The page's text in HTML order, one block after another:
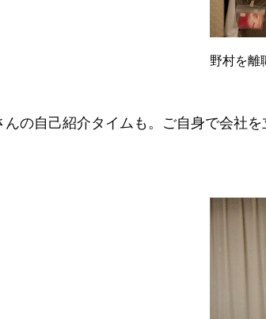
野村を離
自己紹介タイムも。ご自身で会社